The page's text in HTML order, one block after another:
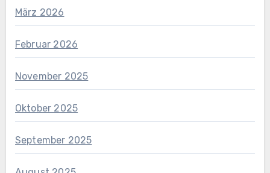
März 2026
Februar 2026
November 2025
Oktober 2025
September 2025